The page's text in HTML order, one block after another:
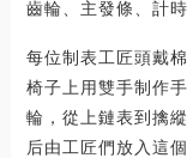
齒輪、主發條、計時
每位制表工匠頭戴
椅子上用雙手制作
輪，從上鏈表到擒
后由工匠們放入這